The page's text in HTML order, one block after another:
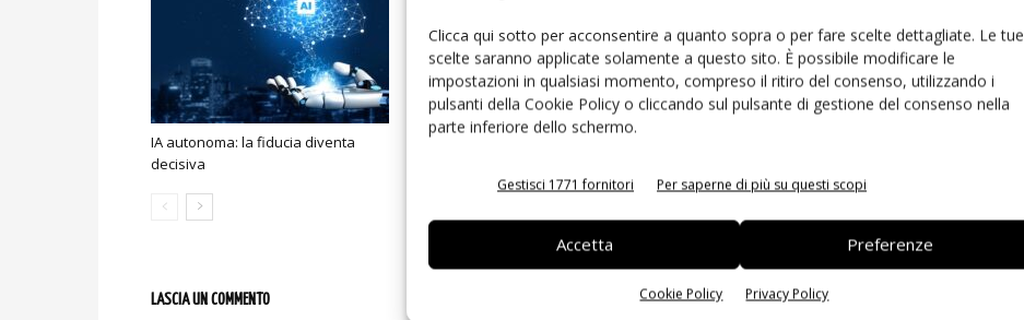
Clicca qui sotto per acconsentire a quanto sopra o per fare scelte dettagliate. Le tue
scelte saranno applicate solamente a questo sito. È possibile modificare le
impostazioni in qualsiasi momento, compreso il ritiro del consenso, utilizzando i
pulsanti della Cookie Policy o cliccando sul pulsante di gestione del consenso nella
parte inferiore dello schermo.
Gestisci 1771 fornitori Per saperne di più su questi scopi
Accetta Preferenze
Cookie Policy Privacy Policy
IA autonoma: la fiducia diventa
decisiva
Smart home: la sfida passa da
LASCIA UN COMMENTO